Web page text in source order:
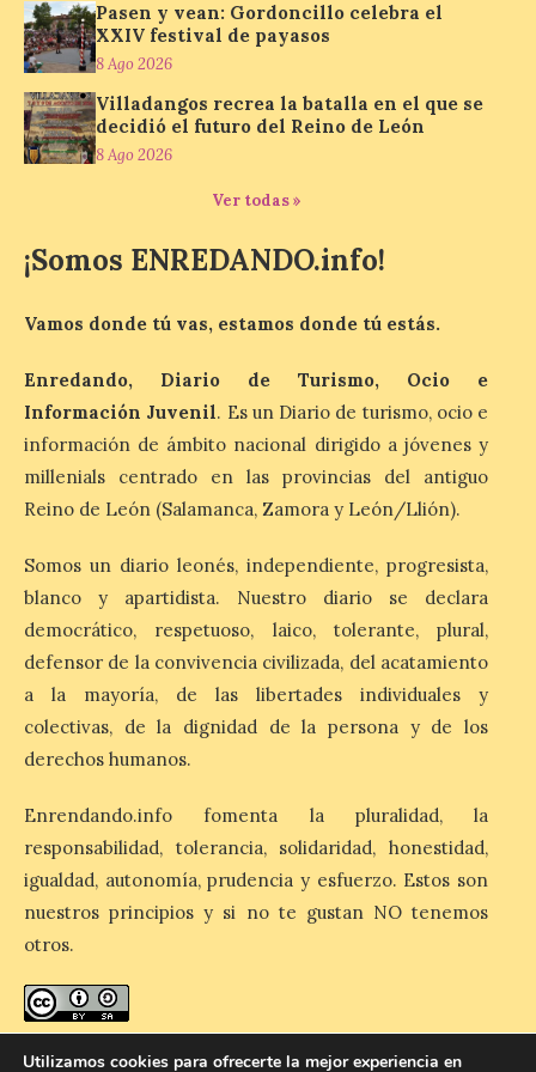
Los minerales y sus usos
más comunes centran la
nueva exposición del
Museo de la Siderurgia y
la Minería de Sabero
8 Ago 2026
inaugurará el sábado día 8
de agosto a las doce y
minerales, rocas y fósiles de Castilla y
mes de noviembre, con […]
La Bañeza inicia sus
fiestas con el pregón a
cargo de Arturo Martínez
8 Ago 2026
El Ayuntamiento de La
Bañeza designa a Arturo
Martínez Matilla como
2026. Tendrá lugar este
sábado 8 de agosto a las 21,00 horas en el
teatro municipal de La Bañeza. El
Matilla, […]
La I Feria de la Cerveza
Artesana de Astorga
arranca con una gran
acogida del público
8 Ago 2026
Pasen y vean: Gordoncillo celebra el
XXIV festival de payasos
8 Ago 2026
Villadangos recrea la batalla en el que se
decidió el futuro del Reino de León
8 Ago 2026
Ver todas »
¡Somos ENREDANDO.info!
Vamos donde tú vas, estamos donde tú estás.
Enredando, Diario de Turismo, Ocio e
Información Juvenil. Es un Diario de turismo, ocio e
información de ámbito nacional dirigido a jóvenes y
millenials centrado en las provincias del antiguo
Reino de León (Salamanca, Zamora y León/Llión).
Somos un diario leonés, independiente, progresista,
blanco y apartidista. Nuestro diario se declara
democrático, respetuoso, laico, tolerante, plural,
defensor de la convivencia civilizada, del acatamiento
a la mayoría, de las libertades individuales y
colectivas, de la dignidad de la persona y de los
derechos humanos.
Enrendando.info fomenta la pluralidad, la
responsabilidad, tolerancia, solidaridad, honestidad,
igualdad, autonomía, prudencia y esfuerzo. Estos son
nuestros principios y si no te gustan NO tenemos
otros.
Utilizamos cookies para ofrecerte la mejor experiencia en